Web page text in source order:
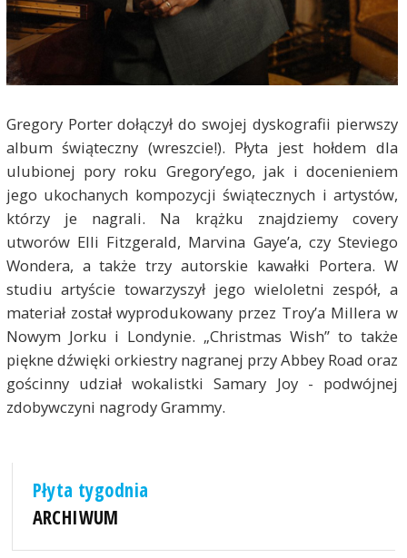
Gregory Porter dołączył do swojej dyskografii pierwszy
album świąteczny (wreszcie!). Płyta jest hołdem dla
ulubionej pory roku Gregory’ego, jak i docenieniem
jego ukochanych kompozycji świątecznych i artystów,
którzy je nagrali. Na krążku znajdziemy covery
utworów Elli Fitzgerald, Marvina Gaye’a, czy Steviego
Wondera, a także trzy autorskie kawałki Portera. W
studiu artyście towarzyszył jego wieloletni zespół, a
materiał został wyprodukowany przez Troy’a Millera w
Nowym Jorku i Londynie. „Christmas Wish” to także
piękne dźwięki orkiestry nagranej przy Abbey Road oraz
gościnny udział wokalistki Samary Joy - podwójnej
zdobywczyni nagrody Grammy.
Płyta tygodnia
ARCHIWUM